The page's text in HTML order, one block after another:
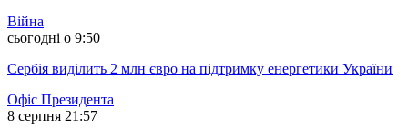
Війна
сьогодні о 9:50
Сербія виділить 2 млн євро на підтримку енергетики України
Офіс Президента
8 серпня 21:57